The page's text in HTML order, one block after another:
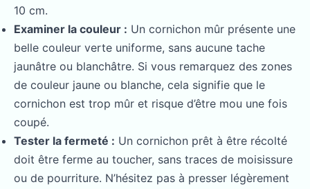
10 cm.
Examiner la couleur : Un cornichon mûr présente une
belle couleur verte uniforme, sans aucune tache
jaunâtre ou blanchâtre. Si vous remarquez des zones
de couleur jaune ou blanche, cela signifie que le
cornichon est trop mûr et risque d’être mou une fois
coupé.
Tester la fermeté : Un cornichon prêt à être récolté
doit être ferme au toucher, sans traces de moisissure
ou de pourriture. N’hésitez pas à presser légèrement